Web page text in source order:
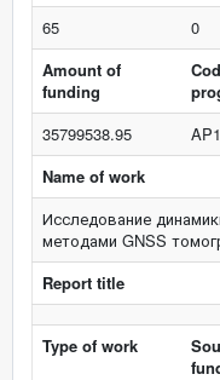
65 0
Amount of
funding
35799538.95
Name of work
Исследование
методами GNSS
Report title
Type of work